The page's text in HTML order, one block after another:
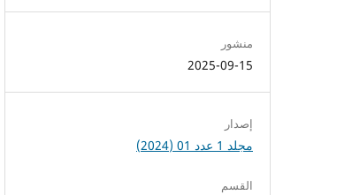
منشور
2025-09-15
إصدار
مجلد 1 عدد 01 (2024)
القسم